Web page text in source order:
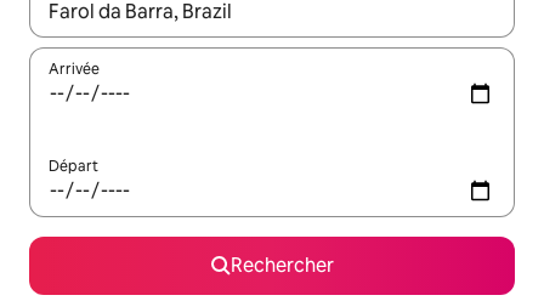
Lorsque les résultats s'affichent, utilisez les flèches vers le
Arrivée
Départ
Rechercher